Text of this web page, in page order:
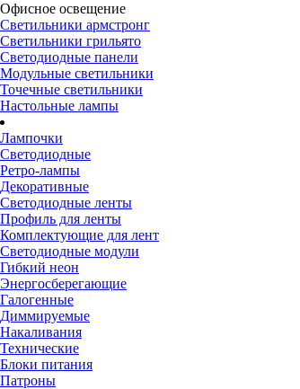
Офисное освещение
Светильники армстронг
Светильники грильято
Светодиодные панели
Модульные светильники
Точечные светильники
Настольные лампы
Лампочки
Светодиодные
Ретро-лампы
Декоративные
Светодиодные ленты
Профиль для ленты
Комплектующие для лент
Светодиодные модули
Гибкий неон
Энергосберегающие
Галогенные
Диммируемые
Накаливания
Технические
Блоки питания
Патроны